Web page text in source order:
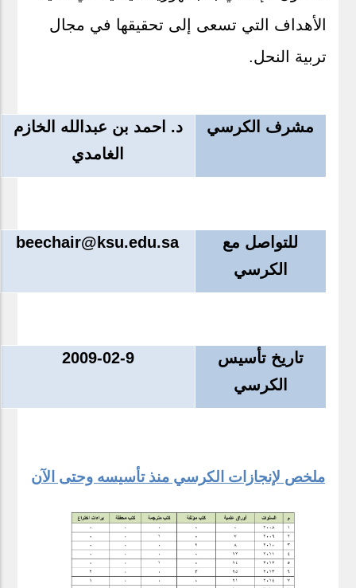
الأهداف التي تسعى إلى تحقيقها في مجال
تربية النحل.
مشرف الكرسي
د. احمد بن عبدالله الخازم
الغامدي
للتواصل مع
الكرسي
beechair@ksu.edu.sa
تاريخ تأسيس
الكرسي
2009-02-9
ملخص لإنجازات الكرسي منذ تأسيسه وحتى الآن